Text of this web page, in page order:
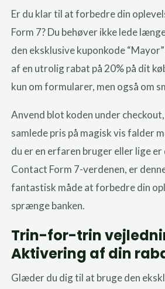
Er du klar til at forbedre din
Form 7? Du behøver ikke lede
den eksklusive kuponkode
af en utrolig rabat på 20% på dit
kun om formularer, men også om
Anvend blot koden under
samlede pris på magisk vis falder
du er en erfaren bruger eller lige er
Contact Form 7-verdenen, er
fantastisk måde at forbedre din
sprænge banken.
Trin-for-trin
Aktivering af din
Glæder du dig til at bruge den